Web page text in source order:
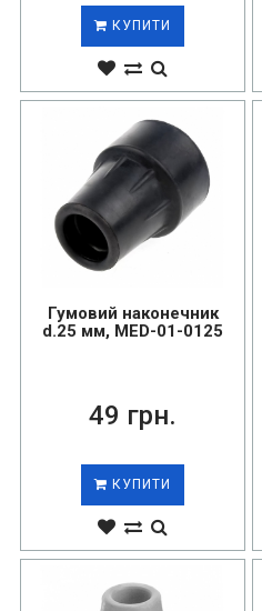
КУПИТИ
Гумовий наконечник
d.25 мм, MED-01-0125
49 грн.
КУПИТИ